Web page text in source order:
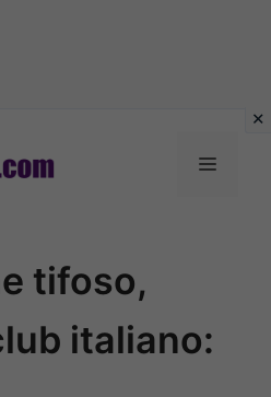
Menu
tifoso,
italiano: